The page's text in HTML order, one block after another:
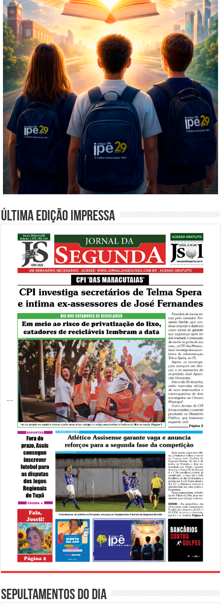
Última edição impressa
Sepultamentos do dia